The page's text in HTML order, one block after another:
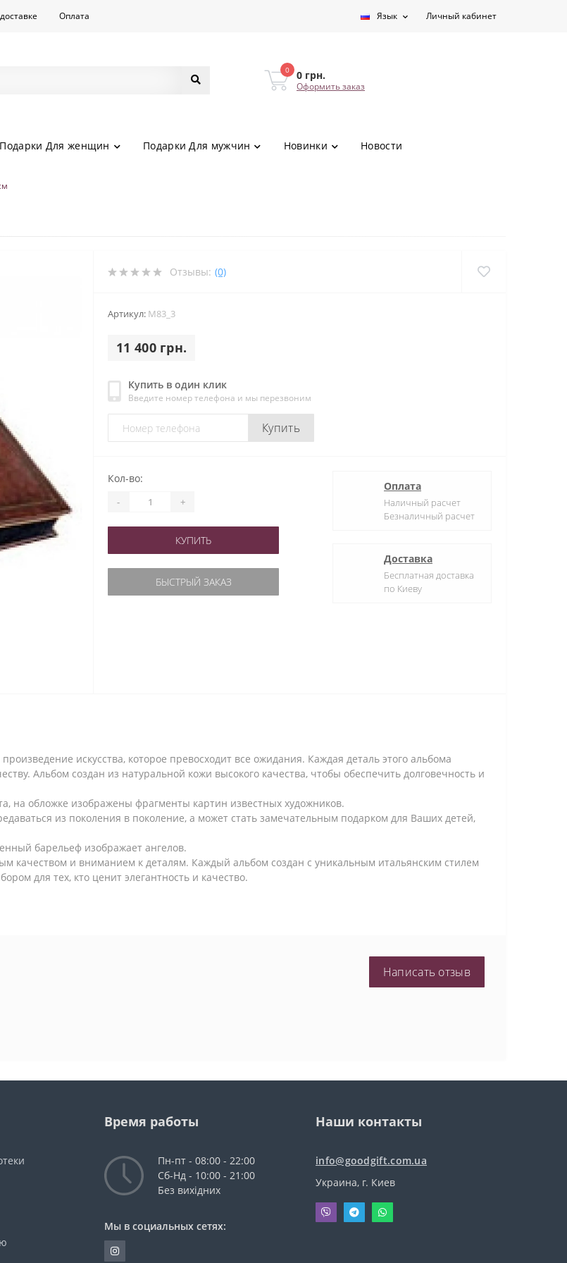
Оплата Язык Личный кабинет
0 0 грн.
Оформить заказ
Подарки Для женщин Подарки Для мужчин Новинки Новости
Отзывы: (0)
Артикул: M83_3
11 400 грн.
Купить в один клик
Введите номер телефона и мы перезвоним
Купить
Кол-во:
- +
КУПИТЬ
БЫСТРЫЙ ЗАКАЗ
Оплата
Наличный расчет
Безналичный расчет
Доставка
Бесплатная доставка
по Киеву
искусства, которое превосходит все ожидания. Каждая деталь этого альбома
Альбом создан из натуральной кожи высокого качества, чтобы обеспечить долговечность и
на обложке изображены фрагменты картин известных художников.
из поколения в поколение, а может стать замечательным подарком для Ваших детей,
барельеф изображает ангелов.
качеством и вниманием к деталям. Каждый альбом создан с уникальным итальянским стилем
для тех, кто ценит элегантность и качество.
Написать отзыв
Время работы
Пн-пт - 08:00 - 22:00
Сб-Нд - 10:00 - 21:00
Без вихідних
Мы в социальных сетях:
Наши контакты
info@goodgift.com.ua
Украина, г. Киев